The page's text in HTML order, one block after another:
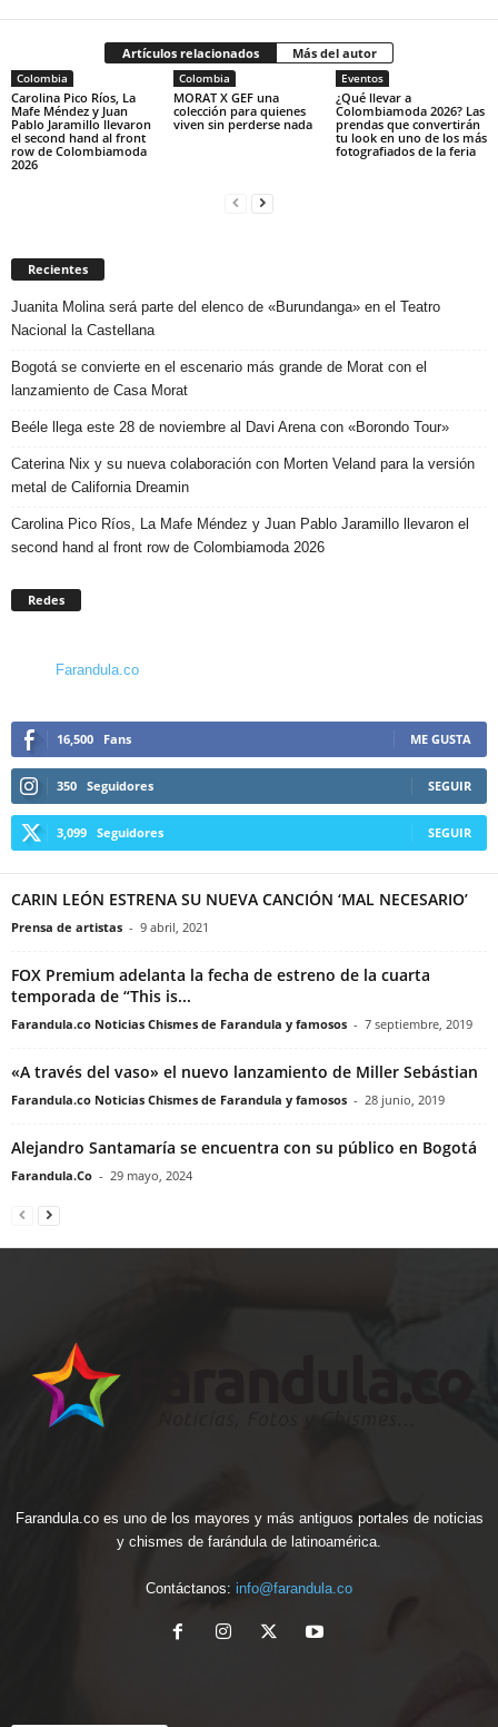
Artículos relacionados Más del autor
Colombia
Carolina Pico Ríos, La
Mafe Méndez y Juan
Pablo Jaramillo llevaron
el second hand al front
row de Colombiamoda
2026
Colombia
MORAT X GEF una
colección para quienes
viven sin perderse nada
Eventos
¿Qué llevar a
Colombiamoda 2026? Las
prendas que convertirán
tu look en uno de los más
fotografiados de la feria
Recientes
Juanita Molina será parte del elenco de «Burundanga» en el Teatro
Nacional la Castellana
Bogotá se convierte en el escenario más grande de Morat con el
lanzamiento de Casa Morat
Beéle llega este 28 de noviembre al Davi Arena con «Borondo Tour»
Caterina Nix y su nueva colaboración con Morten Veland para la versión
metal de California Dreamin
Carolina Pico Ríos, La Mafe Méndez y Juan Pablo Jaramillo llevaron el
second hand al front row de Colombiamoda 2026
Redes
Farandula.co
16,500 Fans ME GUSTA
350 Seguidores SEGUIR
3,099 Seguidores SEGUIR
CARIN LEÓN ESTRENA SU NUEVA CANCIÓN ‘MAL NECESARIO’
Prensa de artistas - 9 abril, 2021
FOX Premium adelanta la fecha de estreno de la cuarta
temporada de “This is...
Farandula.co Noticias Chismes de Farandula y famosos - 7 septiembre, 2019
«A través del vaso» el nuevo lanzamiento de Miller Sebástian
Farandula.co Noticias Chismes de Farandula y famosos - 28 junio, 2019
Alejandro Santamaría se encuentra con su público en Bogotá
Farandula.Co - 29 mayo, 2024
Farandula.co es uno de los mayores y más antiguos portales de noticias
y chismes de farándula de latinoamérica.
Contáctanos: info@farandula.co